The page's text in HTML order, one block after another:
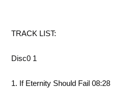
TRACK LIST:
Disc0 1
1. If Eternity Should Fail 08:28